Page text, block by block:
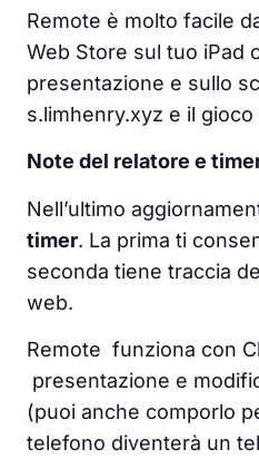
Remote è molto facile
Web Store sul tuo iPad
presentazione e sullo
s.limhenry.xyz e il
Note del relatore e
Nell’ultimo
timer. La prima ti
seconda tiene traccia
web.
Remote funziona con
presentazione e
(puoi anche comporlo
telefono diventerà un